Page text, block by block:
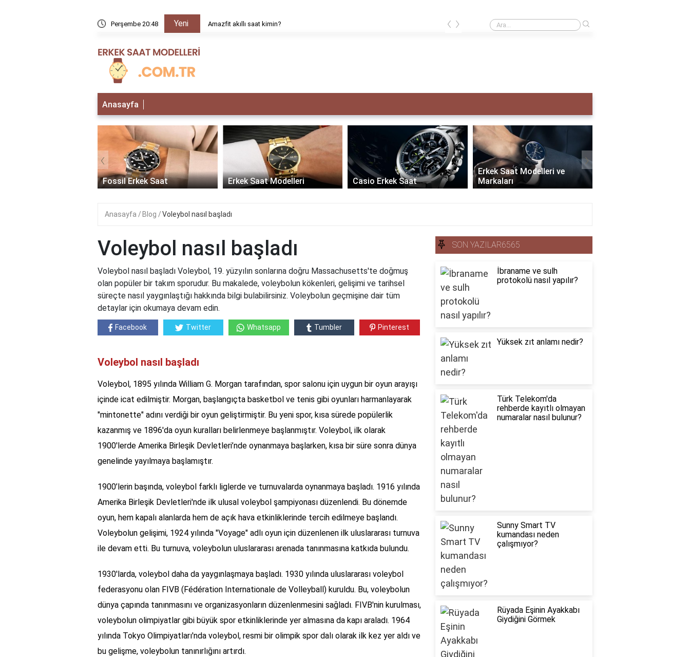
Perşembe 20:48 Yeni Amazfit akıllı saat kimin? Creative taş ne demek?
‹ ›
Anasayfa
Fossil Erkek Saat Erkek Saat Modelleri Casio Erkek Saat
Erkek Saat Modelleri ve
Markaları
‹ ›
Anasayfa Blog Voleybol nasıl başladı
Voleybol nasıl başladı
Voleybol nasıl başladı Voleybol, 19. yüzyılın sonlarına doğru Massachusetts'te doğmuş
olan popüler bir takım sporudur. Bu makalede, voleybolun kökenleri, gelişimi ve tarihsel
süreçte nasıl yaygınlaştığı hakkında bilgi bulabilirsiniz. Voleybolun geçmişine dair tüm
detaylar için okumaya devam edin.
Facebook Twitter Whatsapp Tumbler Pinterest
Voleybol nasıl başladı
Voleybol, 1895 yılında William G. Morgan tarafından, spor salonu için uygun bir oyun arayışı
içinde icat edilmiştir. Morgan, başlangıçta basketbol ve tenis gibi oyunları harmanlayarak
"mintonette" adını verdiği bir oyun geliştirmiştir. Bu yeni spor, kısa sürede popülerlik
kazanmış ve 1896'da oyun kuralları belirlenmeye başlanmıştır. Voleybol, ilk olarak
1900'lerde Amerika Birleşik Devletleri’nde oynanmaya başlarken, kısa bir süre sonra dünya
genelinde yayılmaya başlamıştır.
1900’lerin başında, voleybol farklı liglerde ve turnuvalarda oynanmaya başladı. 1916 yılında
Amerika Birleşik Devletleri'nde ilk ulusal voleybol şampiyonası düzenlendi. Bu dönemde
oyun, hem kapalı alanlarda hem de açık hava etkinliklerinde tercih edilmeye başlandı.
Voleybolun gelişimi, 1924 yılında "Voyage" adlı oyun için düzenlenen ilk uluslararası turnuva
ile devam etti. Bu turnuva, voleybolun uluslararası arenada tanınmasına katkıda bulundu.
1930'larda, voleybol daha da yaygınlaşmaya başladı. 1930 yılında uluslararası voleybol
federasyonu olan FIVB (Fédération Internationale de Volleyball) kuruldu. Bu, voleybolun
dünya çapında tanınmasını ve organizasyonların düzenlenmesini sağladı. FIVB'nin kurulması,
voleybolun olimpiyatlar gibi büyük spor etkinliklerinde yer almasına da kapı araladı. 1964
yılında Tokyo Olimpiyatları'nda voleybol, resmi bir olimpik spor dalı olarak ilk kez yer aldı ve
bu gelişme, voleybolun tanınırlığını artırdı.
SON YAZILAR6565
İbraname ve sulh
protokolü nasıl yapılır?
Yüksek zıt anlamı nedir?
Türk Telekom'da
rehberde kayıtlı olmayan
numaralar nasıl bulunur?
Sunny Smart TV
kumandası neden
çalışmıyor?
Rüyada Eşinin Ayakkabı
Giydiğini Görmek